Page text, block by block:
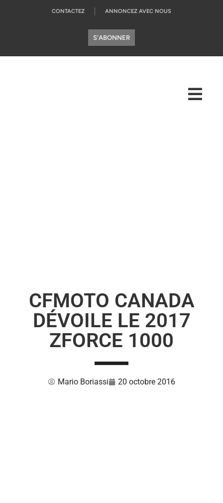
CONTACTEZ ANNONCEZ AVEC NOUS
S'ABONNER
CFMOTO CANADA
DÉVOILE LE 2017
ZFORCE 1000
Mario Boriassi 20 octobre 2016